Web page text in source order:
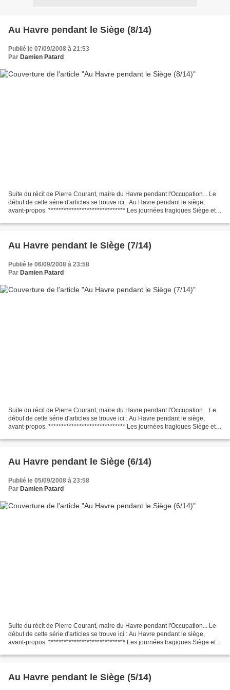
Au Havre pendant le Siège (8/14)
Publié le 07/09/2008 à 21:53
Par Damien Patard
Suite du récit de Pierre Courant, maire du Havre pendant l'Occupation... Le
début de cette série d'articles se trouve ici : Au Havre pendant le siège,
avant-propos. ****************************** Les journées tragiques Siège et
Au Havre pendant le Siège (7/14)
Publié le 06/09/2008 à 23:58
Par Damien Patard
Suite du récit de Pierre Courant, maire du Havre pendant l'Occupation... Le
début de cette série d'articles se trouve ici : Au Havre pendant le siège,
avant-propos. ****************************** Les journées tragiques Siège et
Au Havre pendant le Siège (6/14)
Publié le 05/09/2008 à 23:58
Par Damien Patard
Suite du récit de Pierre Courant, maire du Havre pendant l'Occupation... Le
début de cette série d'articles se trouve ici : Au Havre pendant le siège,
avant-propos. ****************************** Les journées tragiques Siège et
Au Havre pendant le Siège (5/14)